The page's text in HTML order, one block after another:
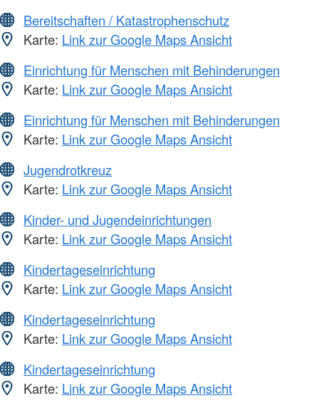
Bereitschaften / Katastrophenschutz
Karte: Link zur Google Maps Ansicht
Einrichtung für Menschen mit Behinderungen
Karte: Link zur Google Maps Ansicht
Einrichtung für Menschen mit Behinderungen
Karte: Link zur Google Maps Ansicht
Jugendrotkreuz
Karte: Link zur Google Maps Ansicht
Kinder- und Jugendeinrichtungen
Karte: Link zur Google Maps Ansicht
Kindertageseinrichtung
Karte: Link zur Google Maps Ansicht
Kindertageseinrichtung
Karte: Link zur Google Maps Ansicht
Kindertageseinrichtung
Karte: Link zur Google Maps Ansicht